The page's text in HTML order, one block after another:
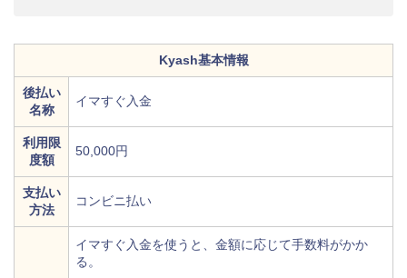
Kyash基本情報
後払い
名称
イマすぐ入金
利用限
度額
50,000円
支払い
方法
コンビニ払い
イマすぐ入金を使うと、金額に応じて手数料がかか
る。